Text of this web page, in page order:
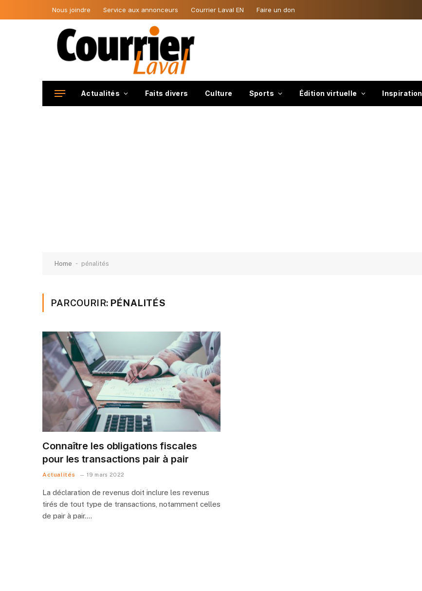
Nous joindre Service aux annonceurs Courrier Laval EN Faire un don
Actualités Faits divers Culture Sports Édition virtuelle Inspiration
Home - pénalités
PARCOURIR: PÉNALITÉS
Connaître les obligations fiscales
pour les transactions pair à pair
Actualités 19 mars 2022
La déclaration de revenus doit inclure les revenus
tirés de tout type de transactions, notamment celles
de pair à pair.…